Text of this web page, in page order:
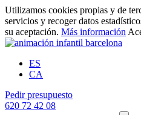
Utilizamos cookies propias y de
servicios y recoger datos
su aceptación. Más información
ES
CA
Pedir presupuesto
620 72 42 08